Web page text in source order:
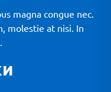
magna congue nec.
molestie at nisi. In